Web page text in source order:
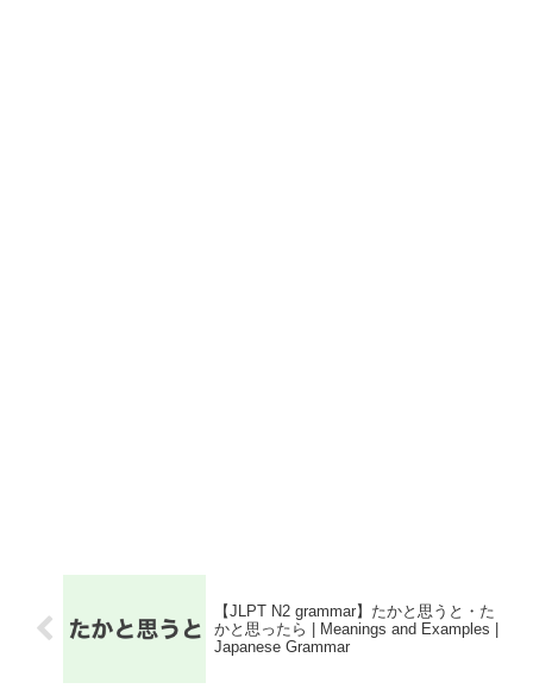
【JLPT N2 grammar】たかと思うと・た
かと思ったら | Meanings and Examples |
Japanese Grammar